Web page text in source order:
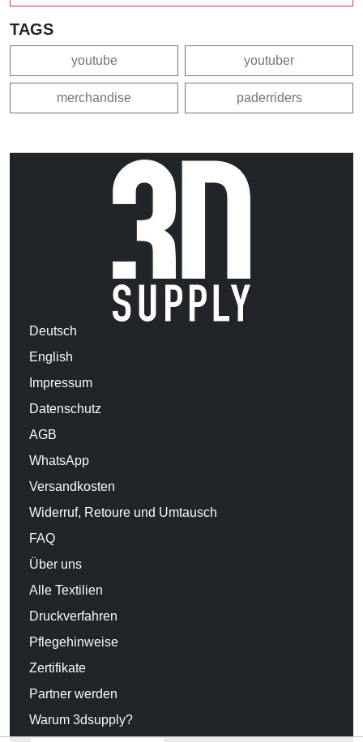
TAGS
youtube youtuber
merchandise paderriders
Deutsch
English
Impressum
Datenschutz
AGB
WhatsApp
Versandkosten
Widerruf, Retoure und Umtausch
FAQ
Über uns
Alle Textilien
Druckverfahren
Pflegehinweise
Zertifikate
Partner werden
Warum 3dsupply?